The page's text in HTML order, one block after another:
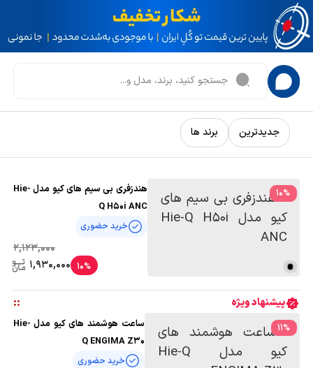
جدیدترین برند ها
%
10
هندزفری بی سیم های کیو مدل Hie-
Q H50i ANC
خرید حضوری
2,123,000
10%
1,930,000
پیشنهاد ویژه ::
%
11
ساعت هوشمند های کیو مدل Hie-
Q ENGIMA Z30
خرید حضوری